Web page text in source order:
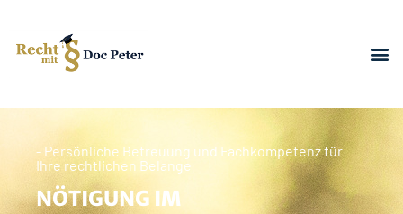
- Persönliche Betreuung und Fachkompetenz für
Ihre rechtlichen Belange
NÖTIGUNG IM